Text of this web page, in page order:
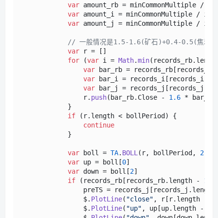
var amount_rb = minCommonMultiple /
var amount_i = minCommonMultiple /
var amount_j = minCommonMultiple /
// 一般情况是1.5-1.6(矿石)+0.4-0.5(焦
var r = []
for (var i = Math.min(records_rb.
var bar_rb =
var bar_i = records_i[records_i.
var bar_j = records_j[records_j.
                r.
push(bar_rb. Close - 1.6 * bar_i.
            }
if (r. length < bollPeriod) {
continue
            }
var boll = TA. BOLL (r, bollPeriod, 2
var up = boll[0]
var down = boll[2]
if (records_rb[records_rb. length - 1
                preTS = records_j[records_j.
length
                $.
PlotLine( "close" , r[r. length
                $.
PlotLine( "up" , up[up. length -